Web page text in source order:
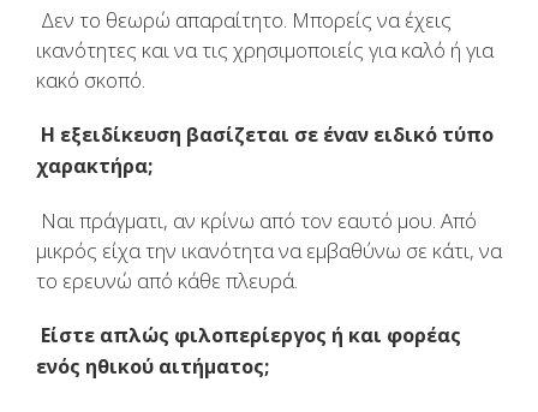
Δεν το θεωρώ απαραίτητο. Μπορείς να έχεις
ικανότητες και να τις χρησιμοποιείς για καλό ή για
κακό σκοπό.
Η εξειδίκευση βασίζεται σε έναν ειδικό τύπο
χαρακτήρα;
Ναι πράγματι, αν κρίνω από τον εαυτό μου. Από
μικρός είχα την ικανότητα να εμβαθύνω σε κάτι, να
το ερευνώ από κάθε πλευρά.
Είστε απλώς φιλοπερίεργος ή και φορέας
ενός ηθικού αιτήματος;